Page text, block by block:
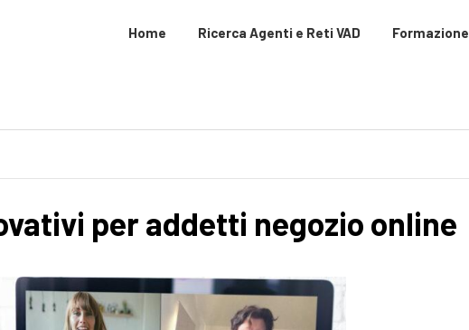
Home Ricerca Agenti e Reti VAD Formazione
per addetti negozio online